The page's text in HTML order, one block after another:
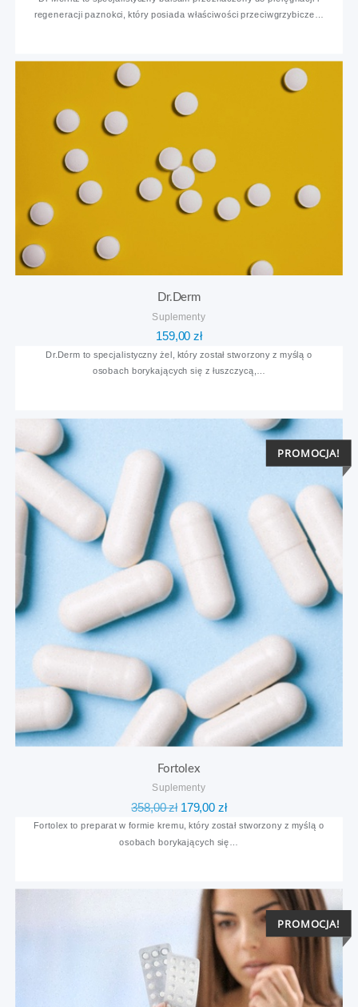
wynosiła:wynosi:
regeneracji paznokci, który posiada właściwości przeciwgrzybicze…
Dr.Derm
Suplementy
159,00zł
Dr.Derm to specjalistyczny żel, który został stworzony z myślą o
osobach borykających się z łuszczycą,…
PROMOCJA!
Fortolex
Suplementy
358,00zł Pierwotna
cena
wynosiła:
179,00 złAktualna
cena
wynosi:
Fortolex to preparat w formie kremu, który został stworzony z myślą o
osobach borykających się…
PROMOCJA!